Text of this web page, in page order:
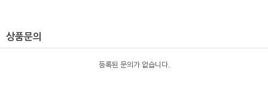
상품문의
등록된 문의가 없습니다.